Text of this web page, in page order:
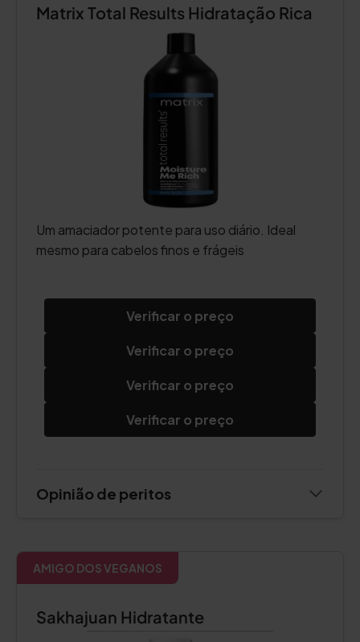
Matrix Total Results Hidratação Rica
Um amaciador potente para uso diário. Ideal
mesmo para cabelos finos e frágeis
Verificar o preço
Verificar o preço
Verificar o preço
Verificar o preço
Opinião de peritos
AMIGO DOS VEGANOS
Sakhajuan Hidratante